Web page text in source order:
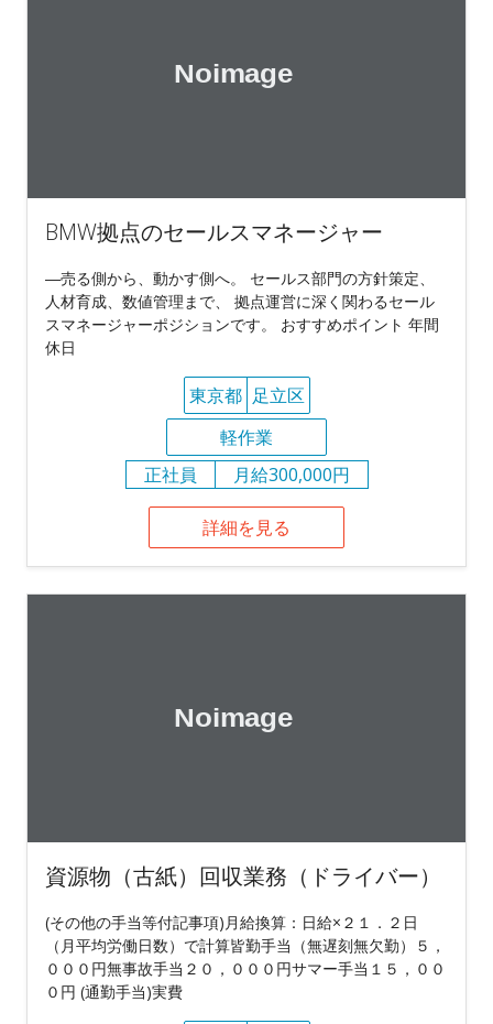
BMW拠点のセールスマネージャー
―売る側から、動かす側へ。 セールス部門の方針策定、
人材育成、数値管理まで、 拠点運営に深く関わるセール
スマネージャーポジションです。 おすすめポイント 年間
休日
東京都 足立区
軽作業
正社員
月給300,000円
詳細を見る
資源物（古紙）回収業務（ドライバー）
(その他の手当等付記事項)月給換算：日給×２１．２日
（月平均労働日数）で計算皆勤手当（無遅刻無欠勤）５，
０００円無事故手当２０，０００円サマー手当１５，００
０円 (通勤手当)実費